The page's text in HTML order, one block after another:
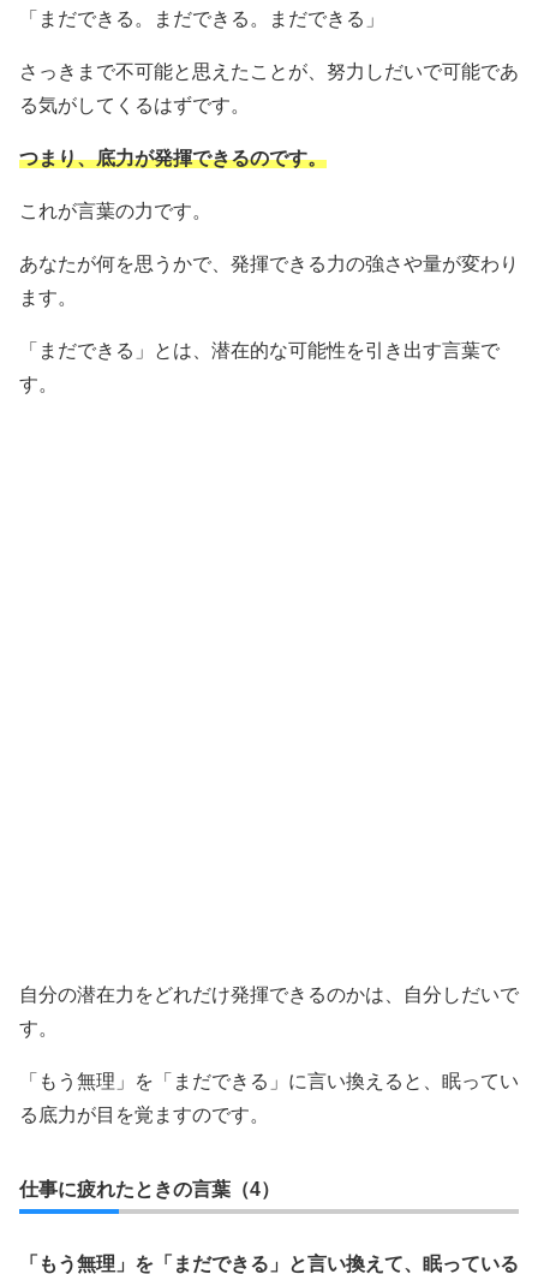
「まだできる。まだできる。まだできる」
さっきまで不可能と思えたことが、努力しだいで可能であ
る気がしてくるはずです。
つまり、底力が発揮できるのです。
これが言葉の力です。
あなたが何を思うかで、発揮できる力の強さや量が変わり
ます。
「まだできる」とは、潜在的な可能性を引き出す言葉で
す。
自分の潜在力をどれだけ発揮できるのかは、自分しだいで
す。
「もう無理」を「まだできる」に言い換えると、眠ってい
る底力が目を覚ますのです。
仕事に疲れたときの言葉（4）
「もう無理」を「まだできる」と言い換えて、眠っている